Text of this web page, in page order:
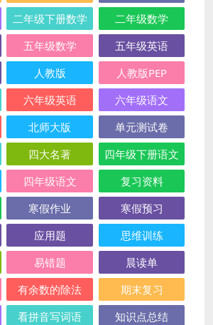
二年级下册数学
二年级数学
五年级数学
五年级英语
人教版
人教版PEP
六年级英语
六年级语文
北师大版
单元测试卷
四大名著
四年级下册语文
四年级语文
复习资料
寒假作业
寒假预习
应用题
思维训练
易错题
晨读单
有余数的除法
期末复习
看拼音写词语 知识点总结